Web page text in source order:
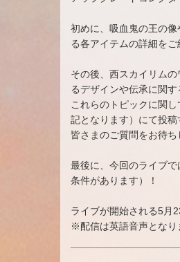
初めに、吸血鬼の王の
る各アイテムの詳細を
その後、西スカイリム
るデザインや伝承に関す
これらのトピックに関
記となります）にて投稿
皆さまのご質問をお待ち
最後に、今回のライブ
条件があります）！
ライブが開始される5月
※配信は英語音声となり